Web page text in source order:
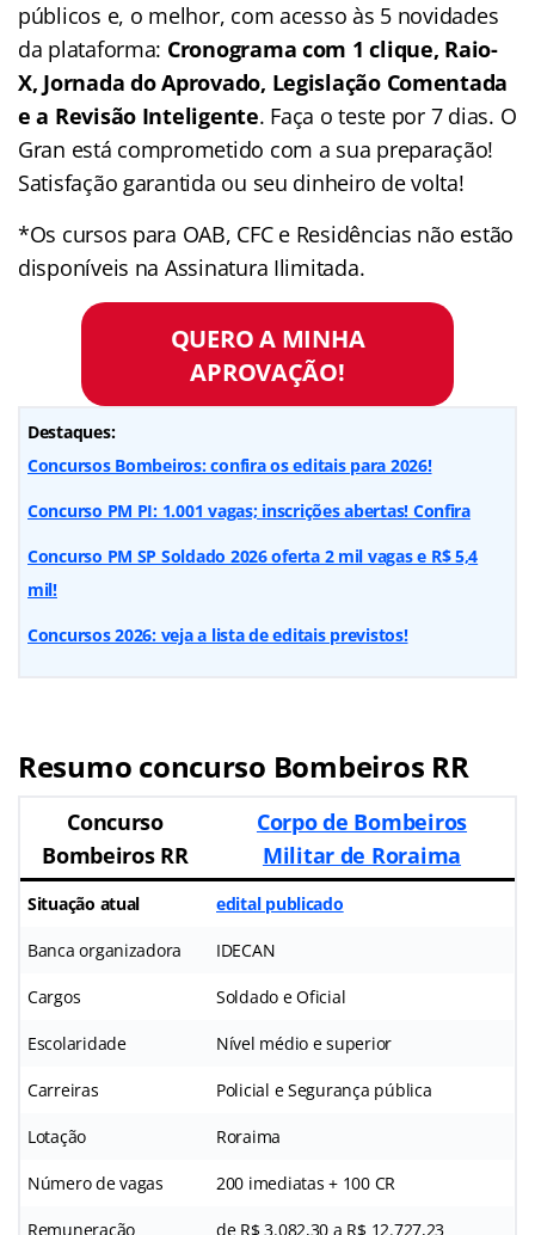
públicos e, o melhor, com acesso às 5 novidades
da plataforma: Cronograma com 1 clique, Raio-
X, Jornada do Aprovado, Legislação Comentada
e a Revisão Inteligente. Faça o teste por 7 dias. O
Gran está comprometido com a sua preparação!
Satisfação garantida ou seu dinheiro de volta!
*Os cursos para OAB, CFC e Residências não estão
disponíveis na Assinatura Ilimitada.
QUERO A MINHA
APROVAÇÃO!
Destaques:
Concursos Bombeiros: confira os editais para 2026!
Concurso PM PI: 1.001 vagas; inscrições abertas! Confira
Concurso PM SP Soldado 2026 oferta 2 mil vagas e R$ 5,4
mil!
Concursos 2026: veja a lista de editais previstos!
Resumo concurso Bombeiros RR
Concurso
Bombeiros RR
Corpo de Bombeiros
Militar de Roraima
Situação atual edital publicado
Banca organizadora IDECAN
Cargos Soldado e Oficial
Escolaridade Nível médio e superior
Carreiras Policial e Segurança pública
Lotação Roraima
Número de vagas 200 imediatas + 100 CR
Remuneração de R$ 3.082,30 a R$ 12.727,23